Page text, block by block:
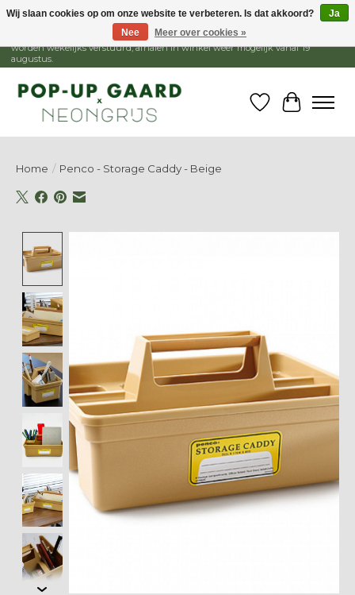
1 - 15 augustus is de winkel gesloten, webshop blijft open. Bestellingen
worden wekelijks verstuurd, afhalen in winkel weer mogelijk vanaf 19
augustus.
Verlanglijst
Home / Penco - Storage Caddy - Beige
Wij slaan cookies op om onze website te verbeteren. Is dat akkoord?
Ja
Nee
Meer over cookies »